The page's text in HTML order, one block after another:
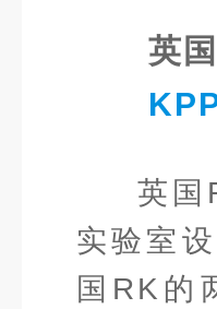
英
英国
实验室
国RK的